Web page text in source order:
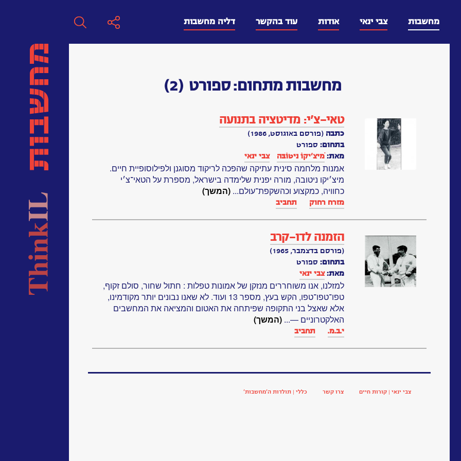
מחשבות צבי ינאי אודות עוד בהקשר דליה מחשבות
מחשבות מתחום:ספורט (2)
טאי-צ’י: מדיטציה בתנועה
כתבה (פורסם באוגוסט, 1986)
בתחום: ספורט
מאת:ֹמִיצִ’יקוֹ נִיטוֹבֶּה צבי ינאי
אמנות מלחמה סינית עתיקה שהפכה לריקוד מסוגנן ולפילוסופיית חיים.
מיצ׳יקו ניטובה, מורה יפנית שלימדה בישראל, מספרת על הטאי־צ׳י
כחוויה, כמקצוע וכהשקפת־עולם... (המשך)
מזרח רחוק תחביב
הזמנה לדו-קרב
(פורסם בדצמבר, 1965)
בתחום: ספורט
מאת:צבי ינאי
למזלנו, אנו משוחררים מנזקן של אמונות טפלות : חתול שחור, סולם זקוף,
טפו־טפו־טפו, הקש בעץ, מספר 13 ועוד. לא שאנו נבונים יותר מקודמינו,
אלא שאצל בני התקופה שפיתחה את האטום והמציאה את המחשבים
האלקטרוניים —... (המשך)
י.ב.מ. תחביב
צבי ינאי | קורות חיים צרו קשר כללי | תולדות ה’מחשבות’